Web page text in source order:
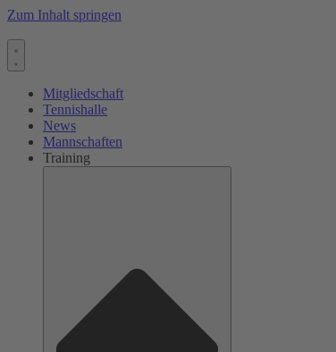
Zum Inhalt springen
Mitgliedschaft
Tennishalle
News
Mannschaften
Training